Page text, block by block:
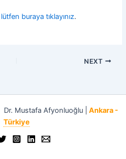
lütfen buraya tıklayınız.
NEXT
Dr. Mustafa Afyonluoğlu |
Ankara -
Türkiye